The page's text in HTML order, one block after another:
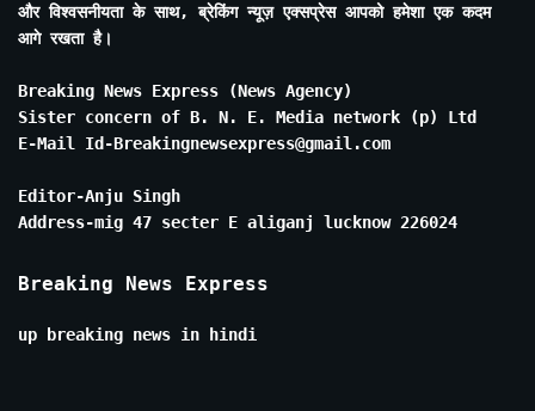
और विश्वसनीयता के साथ, ब्रेकिंग न्यूज़ एक्सप्रेस आपको हमेशा एक कदम
आगे रखता है।
Breaking News Express (News Agency)
Sister concern of B. N. E. Media network (p) Ltd
E-Mail Id-Breakingnewsexpress@gmail.com
Editor-Anju Singh
Address-mig 47 secter E aliganj lucknow 226024
Breaking News Express
up breaking news in hindi